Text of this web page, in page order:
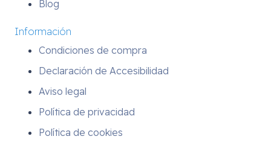
Blog
Información
Condiciones de compra
Declaración de Accesibilidad
Aviso legal
Política de privacidad
Política de cookies